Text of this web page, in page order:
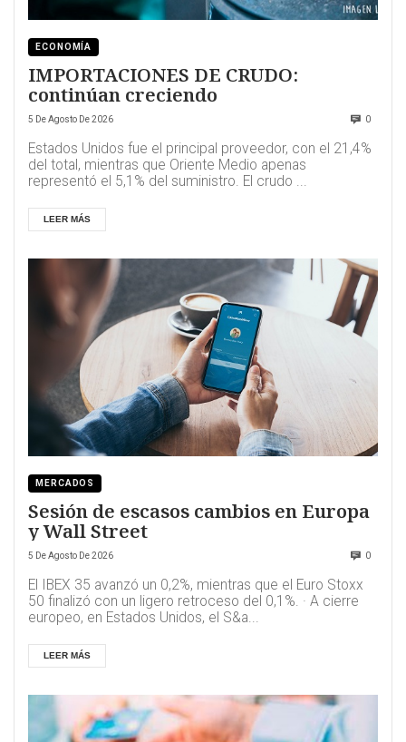
ECONOMÍA
IMPORTACIONES DE CRUDO:
continúan creciendo
5 De Agosto De 2026 0
Estados Unidos fue el principal proveedor, con el 21,4%
del total, mientras que Oriente Medio apenas
representó el 5,1% del suministro. El crudo ...
LEER MÁS
MERCADOS
Sesión de escasos cambios en Europa
y Wall Street
5 De Agosto De 2026 0
El IBEX 35 avanzó un 0,2%, mientras que el Euro Stoxx
50 finalizó con un ligero retroceso del 0,1%. · A cierre
europeo, en Estados Unidos, el S&a...
LEER MÁS